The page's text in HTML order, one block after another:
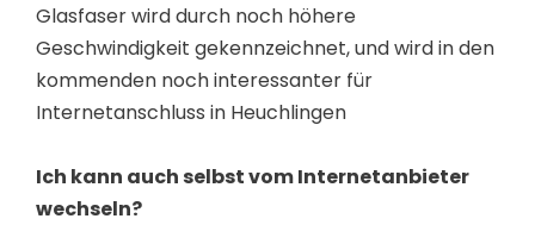
Glasfaser wird durch noch höhere
Geschwindigkeit gekennzeichnet, und wird in den
kommenden noch interessanter für
Internetanschluss in Heuchlingen
Ich kann auch selbst vom Internetanbieter
wechseln?